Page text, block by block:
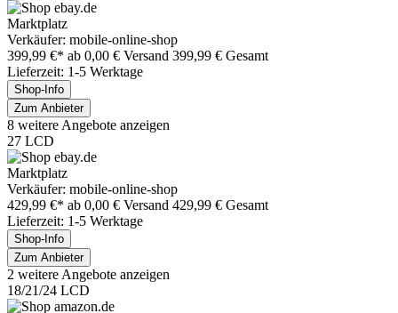
Marktplatz
Verkäufer: mobile-online-shop
399,99 €* ab 0,00 € Versand 399,99 € Gesamt
Lieferzeit: 1-5 Werktage
Shop-Info
Zum Anbieter
8 weitere Angebote anzeigen
27 LCD
Marktplatz
Verkäufer: mobile-online-shop
429,99 €* ab 0,00 € Versand 429,99 € Gesamt
Lieferzeit: 1-5 Werktage
Shop-Info
Zum Anbieter
2 weitere Angebote anzeigen
18/21/24 LCD